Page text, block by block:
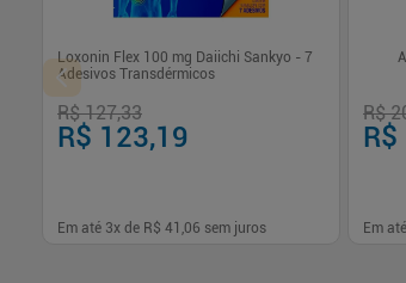
Loxonin Flex 100 mg Daiichi Sankyo - 7
Adesivos Transdérmicos
R$ 127,33
R$ 123,19
Em até 3x de R$ 41,06 sem juros
R$
Em até